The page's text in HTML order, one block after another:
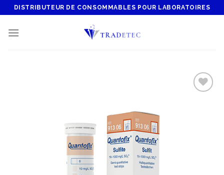
Skip
content
DISTRIBUTEUR DE CONSOMMABLES POUR LABORATOIRES